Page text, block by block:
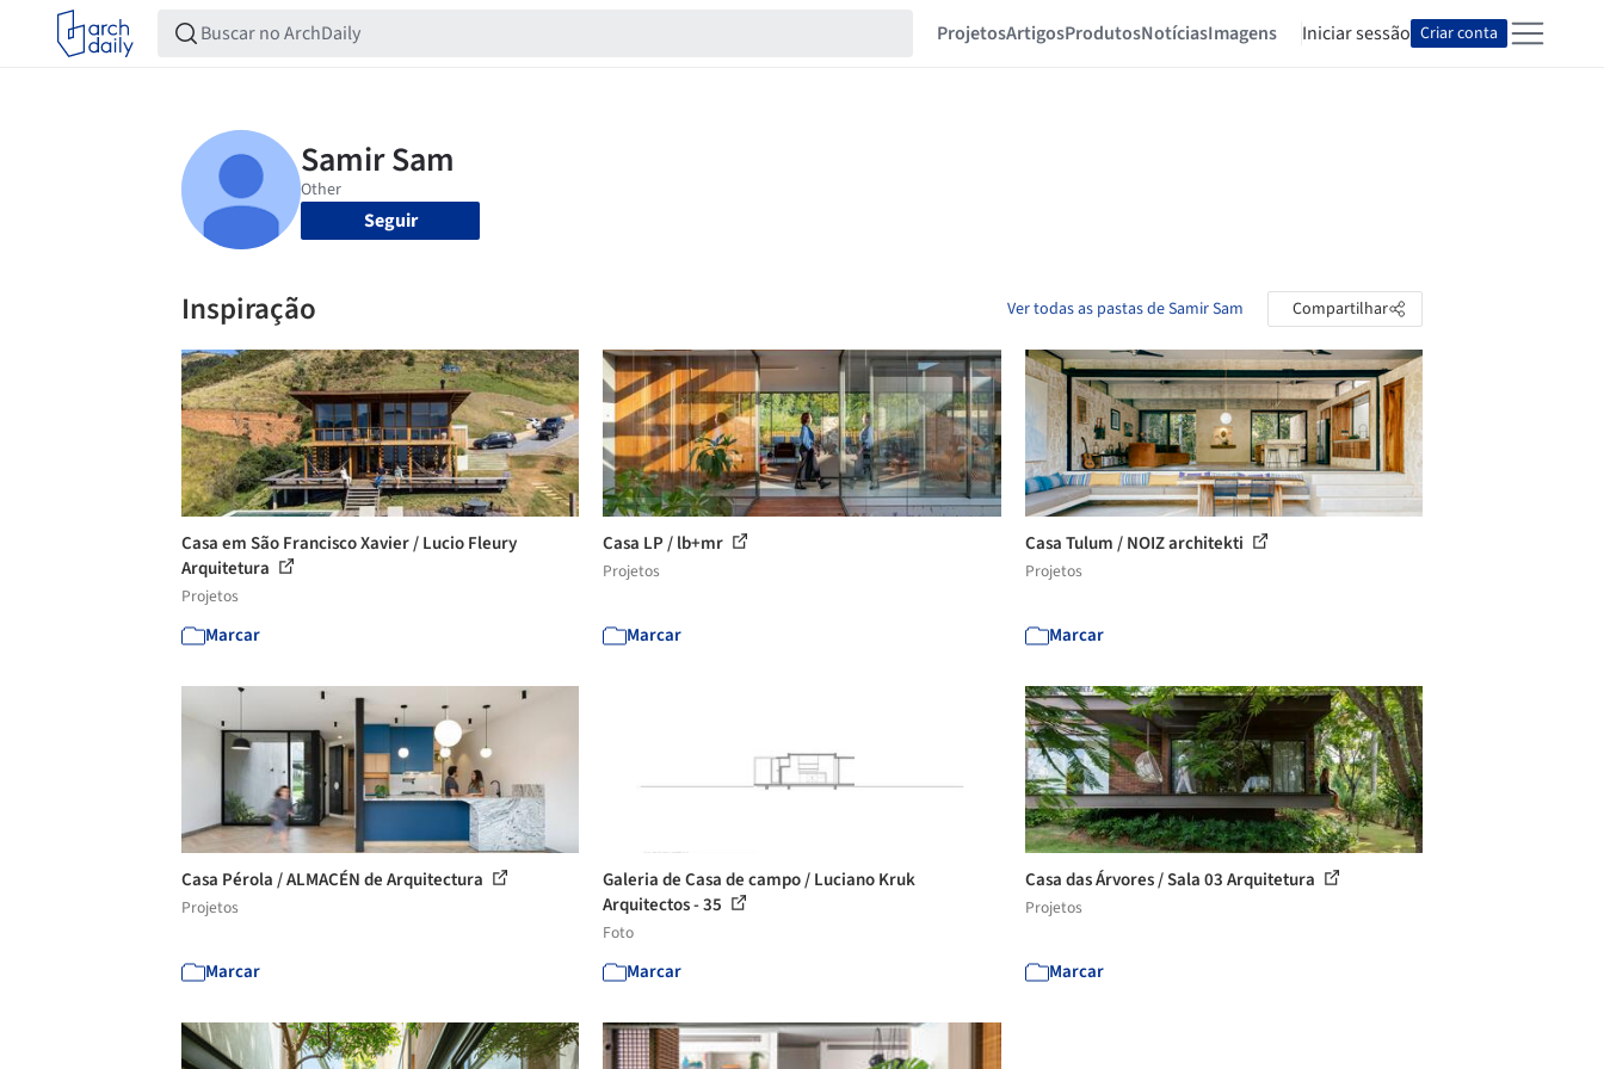
ProjetosArtigosProdutosNotíciasImagens Iniciar sessão Criar conta
Seguir
Inspiração Ver todas as pastas de Samir Sam Compartilhar
Casa em São Francisco Xavier / Lucio Fleury
Arquitetura
Projetos
Marcar
Casa LP / lb+mr
Projetos
Marcar
Casa Tulum / NOIZ architekti
Projetos
Marcar
Casa Pérola / ALMACÉN de Arquitectura
Projetos
Marcar
Galeria de Casa de campo / Luciano Kruk
Arquitectos - 35
Foto
Marcar
Casa das Árvores / Sala 03 Arquitetura
Projetos
Marcar